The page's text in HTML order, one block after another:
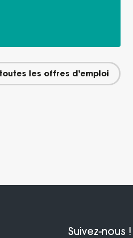
les offres d'emploi
Suivez-nous !